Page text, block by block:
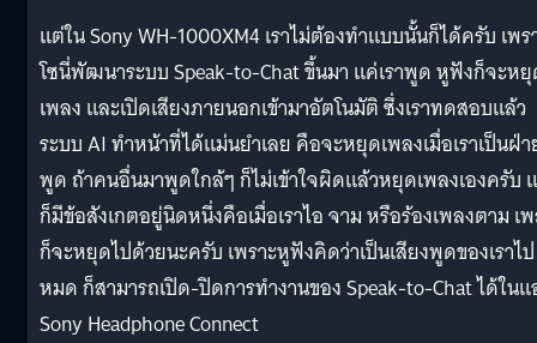
แต่ใน Sony WH-1000XM4 เราไม่ต้องทำแบบนั้นก็ได้ครับ เพร
โซนี่พัฒนาระบบ Speak-to-Chat ขึ้นมา แค่เราพูด หูฟังก็จะห
เพลง และเปิดเสียงภายนอกเข้ามาอัตโนมัติ ซึ่งเราทดสอบแล้ว
ระบบ AI ทำหน้าที่ได้แม่นยำเลย คือจะหยุดเพลงเมื่อเราเป็นฝ่
พูด ถ้าคนอื่นมาพูดใกล้ๆ ก็ไม่เข้าใจผิดแล้วหยุดเพลงเองครับ
ก็มีข้อสังเกตอยู่นิดหนึ่งคือเมื่อเราไอ จาม หรือร้องเพลงตาม เ
ก็จะหยุดไปด้วยนะครับ เพราะหูฟังคิดว่าเป็นเสียงพูดของเราไป
หมด ก็สามารถเปิด-ปิดการทำงานของ Speak-to-Chat ได้ใน
Sony Headphone Connect